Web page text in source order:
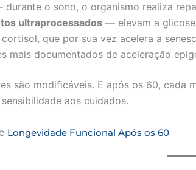
durante o sono, o organismo realiza
ultraprocessados — elevam a
que por sua vez acelera a
mais documentados de aceleração
são modificáveis. E após os 60,
aos cuidados.
Longevidade Funcional Após os 60